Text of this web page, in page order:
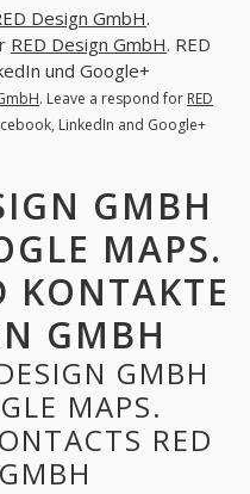
Design GmbH.
RED Design GmbH. RED
und Google+
. Leave a respond for RED
LinkedIn and Google+
GMBH
MAPS.
KONTAKTE
GMBH
GMBH
MAPS.
RED